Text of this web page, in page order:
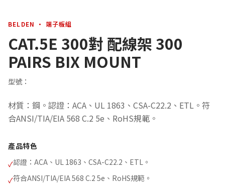
BELDEN · 端子板組
CAT.5E 300對 配線架 300
PAIRS BIX MOUNT
型號：
材質：鋼。認證：ACA、UL 1863、CSA-C22.2、ETL。符
合ANSI/TIA/EIA 568 C.2 5e、RoHS規範。
產品特色
✓認證：ACA、UL 1863、CSA-C22.2、ETL。
✓符合ANSI/TIA/EIA 568 C.2 5e、RoHS規範。